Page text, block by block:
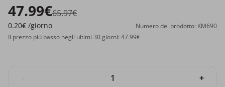
47.99€65.97€
0.20€ /giorno
Numero del prodotto: KM690
Il prezzo più basso negli ultimi 30 giorni: 47.99€
+